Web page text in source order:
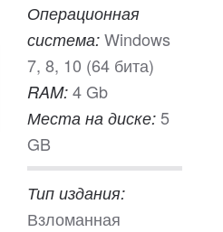
Операционная
система: Windows
7, 8, 10 (64 бита)
RAM: 4 Gb
Места на диске: 5
GB
Тип издания:
Взломанная